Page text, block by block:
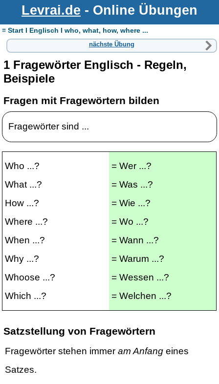
Levrai.de - Online Übungen
≡ Start I Englisch I who, what, how, where ...
nächste Übung
1 Fragewörter Englisch - Regeln,
Beispiele
Fragen mit Fragewörtern bilden
Fragewörter sind ...
Who ...?
What ...?
How ...?
Where ...?
When ...?
Why ...?
Whoose ...?
Which ...?
= Wer ...?
= Was ...?
= Wie ...?
= Wo ...?
= Wann ...?
= Warum ...?
= Wessen ...?
= Welchen ...?
Satzstellung von Fragewörtern
Fragewörter stehen immeram Anfang eines
Satzes.